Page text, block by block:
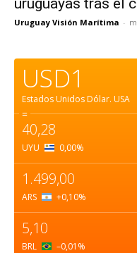
uruguayas tras el
Uruguay Visión Marítima -
USD1
Estados Unidos Dólar. USA
=
40,28
UYU 0,00%
1.499,00
ARS +0,10%
5,10
BRL –0,01 %